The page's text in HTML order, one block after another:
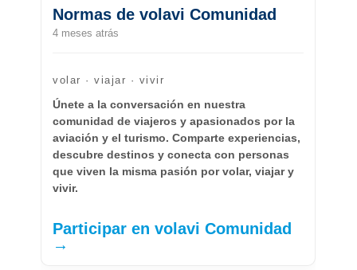
Normas de volavi Comunidad
4 meses atrás
volar · viajar · vivir
Únete a la conversación en nuestra
comunidad de viajeros y apasionados por la
aviación y el turismo. Comparte experiencias,
descubre destinos y conecta con personas
que viven la misma pasión por volar, viajar y
vivir.
Participar en volavi Comunidad
→